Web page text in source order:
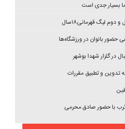
ما بسیار جدی است
ليگ قهرمانی۱۸سال
حضور بانوان در ورزشگاه‌ها
در گلزار شهدا بوشهر
تدوین و تطبیق مقررات
با حضور صادق محرمی